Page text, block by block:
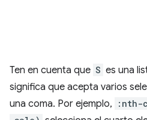
Ten en cuenta que S es una
significa que acepta varios
una coma. Por ejemplo,
:nth-